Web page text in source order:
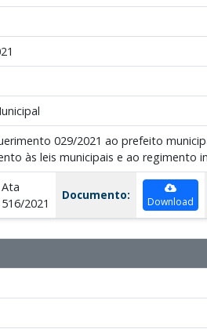
029/2021 ao prefeito
às leis municipais e ao regimento
Ata
516/2021
Documento: Download